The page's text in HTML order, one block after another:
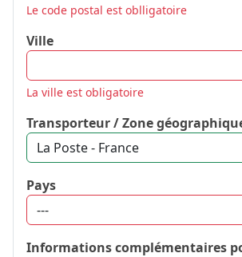
Le code postal est oblligatoire
Ville
La ville est obligatoire
Transporteur / Zone
Pays
Informations complémentaires